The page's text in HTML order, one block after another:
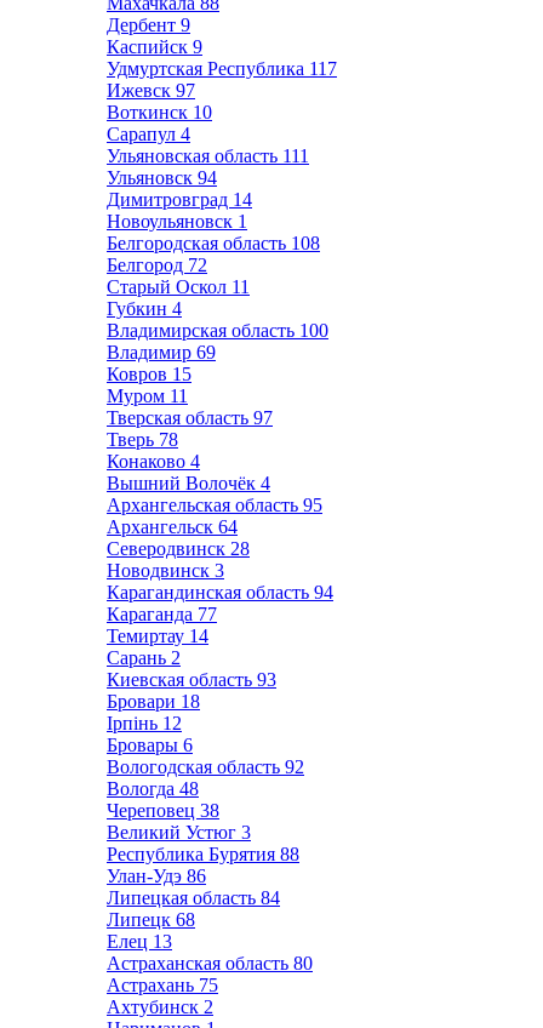
Дербент 9
Каспийск 9
Удмуртская Республика 117
Ижевск 97
Воткинск 10
Сарапул 4
Ульяновская область 111
Ульяновск 94
Димитровград 14
Новоульяновск 1
Белгородская область 108
Белгород 72
Старый Оскол 11
Губкин 4
Владимирская область 100
Владимир 69
Ковров 15
Муром 11
Тверская область 97
Тверь 78
Конаково 4
Вышний Волочёк 4
Архангельская область 95
Архангельск 64
Северодвинск 28
Новодвинск 3
Карагандинская область 94
Караганда 77
Темиртау 14
Сарань 2
Киевская область 93
Бровари 18
Ірпінь 12
Бровары 6
Вологодская область 92
Вологда 48
Череповец 38
Великий Устюг 3
Республика Бурятия 88
Улан-Удэ 86
Липецкая область 84
Липецк 68
Елец 13
Астраханская область 80
Астрахань 75
Ахтубинск 2